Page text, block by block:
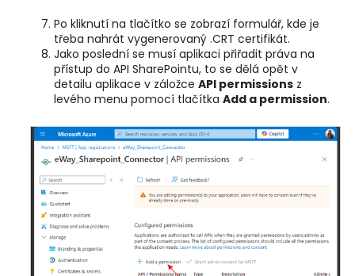
Po kliknutí na tlačítko se zobrazí formulář, kde je
třeba nahrát vygenerovaný .CRT certifikát.
Jako poslední se musí aplikaci přiřadit práva na
přístup do API SharePointu, to se dělá opět v
detailu aplikace v záložce API permissions z
levého menu pomocí tlačítka Add a permission.